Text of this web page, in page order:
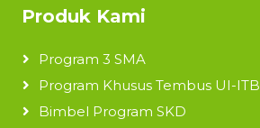
Produk Kami
Program 3 SMA
Program Khusus Tembus UI-ITB
Bimbel Program SKD